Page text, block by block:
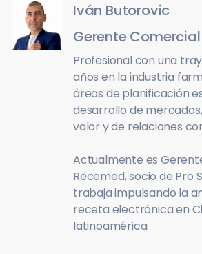
Iván Butorovic
Gerente
Profesional con una
años en la industria
áreas de planificación
desarrollo de
valor y de relaciones
Actualmente es
Recemed, socio de Pro
trabaja impulsando la
receta electrónica en
latinoamérica.